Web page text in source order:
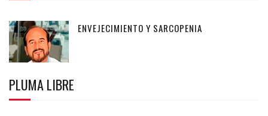
ENVEJECIMIENTO Y SARCOPENIA
PLUMA LIBRE